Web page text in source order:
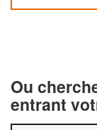
Ou
entrant